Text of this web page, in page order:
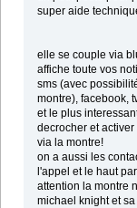
super aide
elle se couple via
affiche toute vos
sms (avec
montre), facebook,
et le plus
decrocher et
via la montre!
on a aussi les
l'appel et le haut
attention la montre
michael knight et